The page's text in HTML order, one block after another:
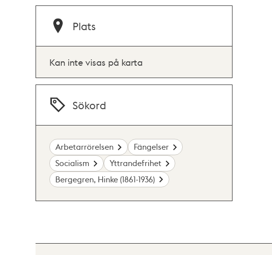
Plats
Kan inte visas på karta
Sökord
Arbetarrörelsen
Fängelser
Socialism
Yttrandefrihet
Bergegren, Hinke (1861-1936)